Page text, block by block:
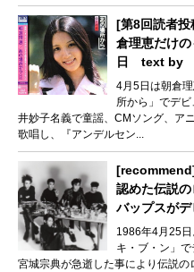
[第8回読者投
倉理恵だけ
日 text by
4月5日は朝倉
所から」でデ
井妙子名義で童謡、CMソング、ア
歌唱し、『アンデルセン...
認めた伝説の
バップスが
1986年4月25
キ・ブ・ン」
宮城宗典が急逝した事により伝説